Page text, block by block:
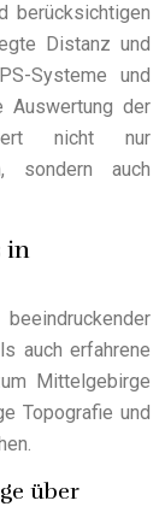
berücksichtigen
Distanz und
Systeme und
Auswertung der
nicht nur
sondern auch
in
auch erfahrene
Mittelgebirge
Topografie und
über